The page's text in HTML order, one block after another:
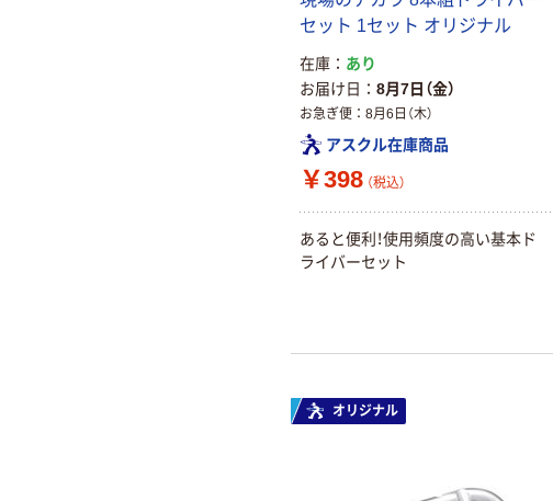
セット 1セット オリジナル
在庫
あり
お届け日
8月7日（金）
お急ぎ便 8月6日（木）
アスクル在庫商品
￥398 （税込）
あると便利！使用頻度の高い基本ド
ライバーセット
オリジナル